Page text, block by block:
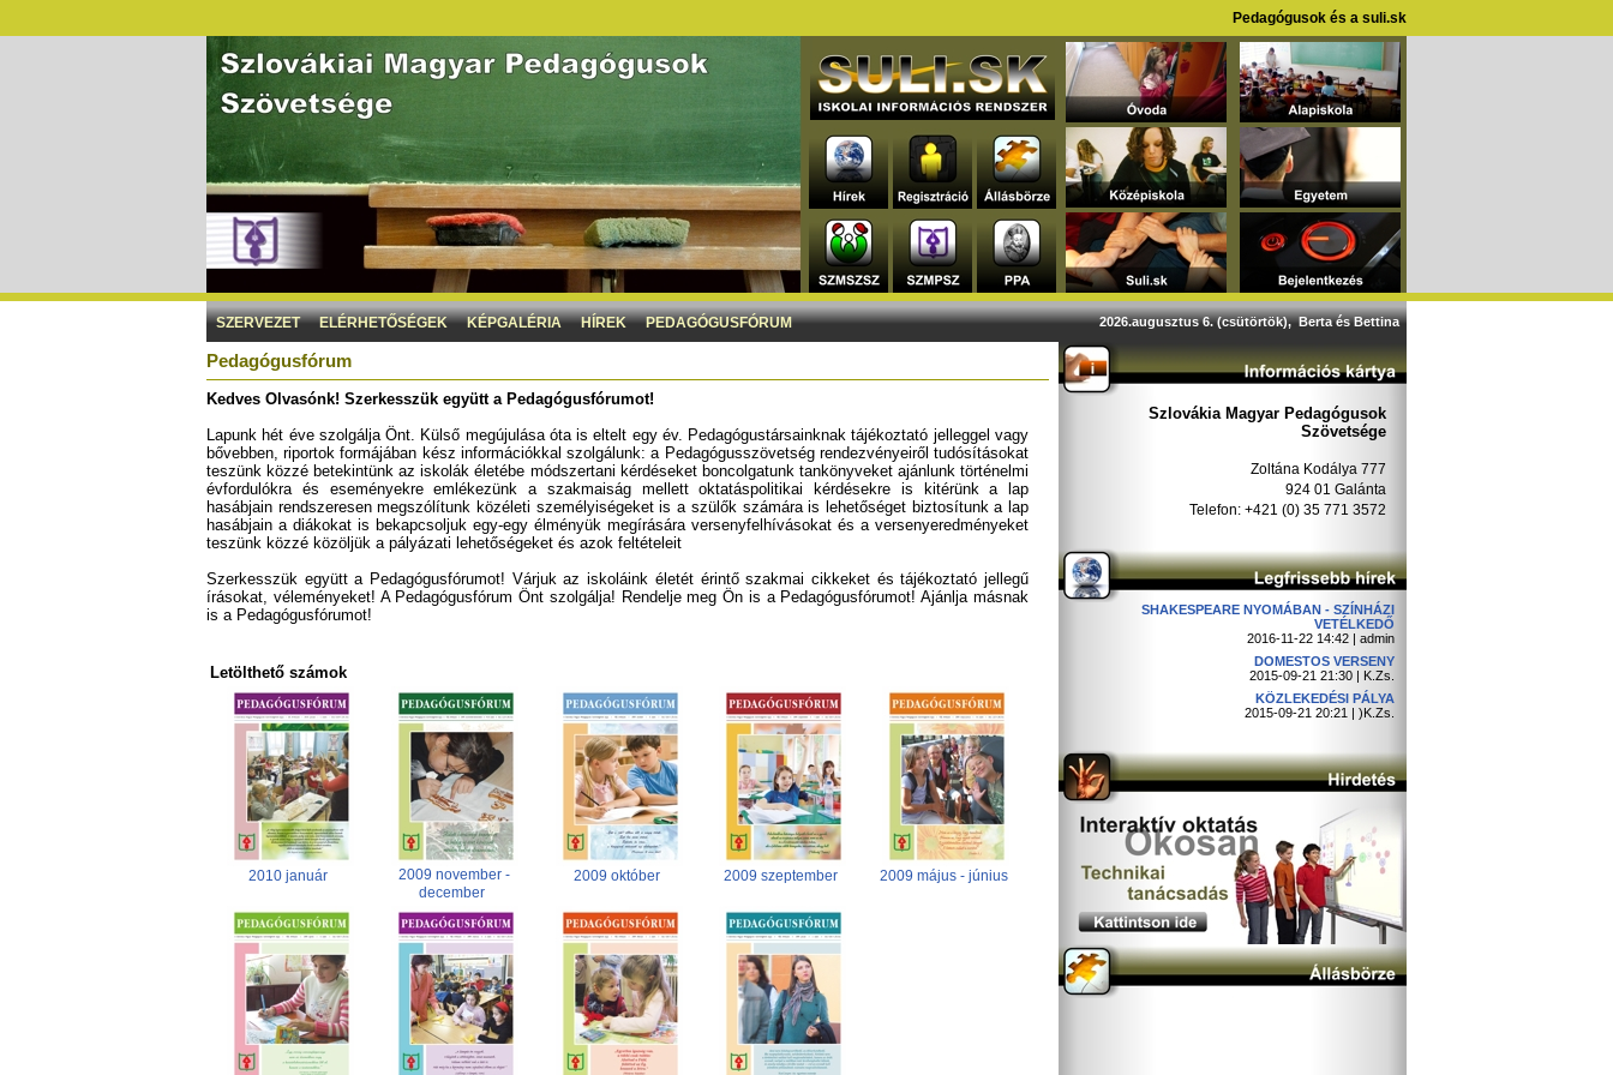
Pedagógusok és a suli.sk
SZERVEZET ELÉRHETŐSÉGEK KÉPGALÉRIA HÍREK PEDAGÓGUSFÓRUM 2026.augusztus 6. (csütörtök), Berta és Bettina
Pedagógusfórum
Kedves Olvasónk! Szerkesszük együtt a Pedagógusfórumot!
Lapunk hét éve szolgálja Önt. Külső megújulása óta is eltelt egy év. Pedagógustársainknak tájékoztató jelleggel vagy
bővebben, riportok formájában kész információkkal szolgálunk: a Pedagógusszövetség rendezvényeiről tudósításokat
teszünk közzé betekintünk az iskolák életébe módszertani kérdéseket boncolgatunk tankönyveket ajánlunk történelmi
évfordulókra és eseményekre emlékezünk a szakmaiság mellett oktatáspolitikai kérdésekre is kitérünk a lap
hasábjain rendszeresen megszólítunk közéleti személyiségeket is a szülők számára is lehetőséget biztosítunk a lap
hasábjain a diákokat is bekapcsoljuk egy-egy élményük megírására versenyfelhívásokat és a versenyeredményeket
teszünk közzé közöljük a pályázati lehetőségeket és azok feltételeit
Szerkesszük együtt a Pedagógusfórumot! Várjuk az iskoláink életét érintő szakmai cikkeket és tájékoztató jellegű
írásokat, véleményeket! A Pedagógusfórum Önt szolgálja! Rendelje meg Ön is a Pedagógusfórumot! Ajánlja másnak
is a Pedagógusfórumot!
Letölthető számok
2010 január
2009 november -
december
2009 október 2009 szeptember 2009 május - június
Szlovákia Magyar Pedagógusok
Szövetsége
Zoltána Kodálya 777
924 01 Galánta
Telefon: +421 (0) 35 771 3572
SHAKESPEARE NYOMÁBAN - SZÍNHÁZI
VETÉLKEDŐ
2016-11-22 14:42 | admin
DOMESTOS VERSENY
2015-09-21 21:30 | K.Zs.
KÖZLEKEDÉSI PÁLYA
2015-09-21 20:21 | )K.Zs.